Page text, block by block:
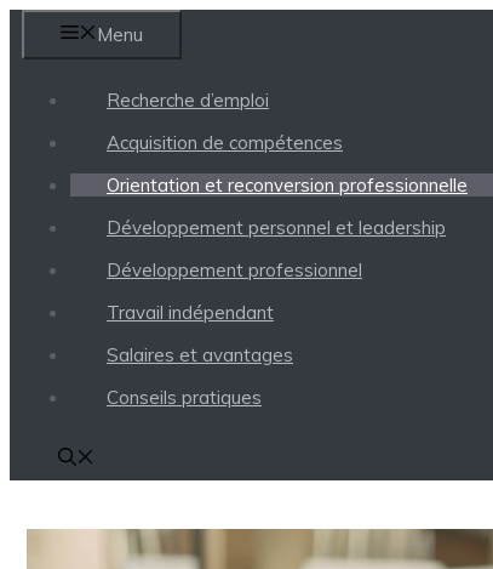
au
Menu
Recherche d’emploi
Acquisition de compétences
Orientation et reconversion professionnelle
Développement personnel et leadership
Développement professionnel
Travail indépendant
Salaires et avantages
Conseils pratiques